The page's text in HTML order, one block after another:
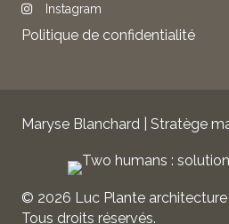
Instagram
Politique de confidentialité
Maryse Blanchard | Stratège
© 2026 Luc Plante architecture
Tous droits réservés.